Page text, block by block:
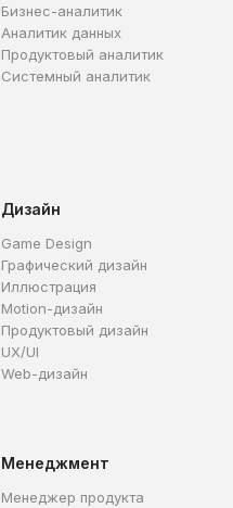
Бизнес-аналитик
Аналитик данных
Продуктовый аналитик
Системный аналитик
Дизайн
Game Design
Графический дизайн
Иллюстрация
Motion-дизайн
Продуктовый дизайн
UX/UI
Web-дизайн
Менеджмент
Менеджер продукта